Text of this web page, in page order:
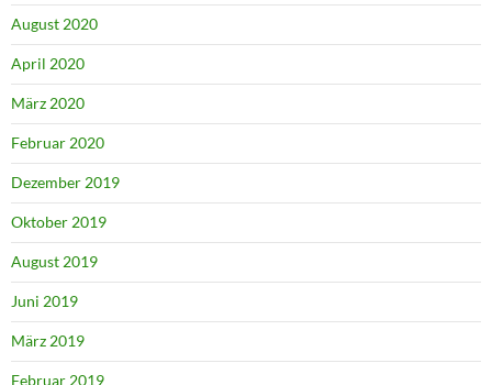
August 2020
April 2020
März 2020
Februar 2020
Dezember 2019
Oktober 2019
August 2019
Juni 2019
März 2019
Februar 2019